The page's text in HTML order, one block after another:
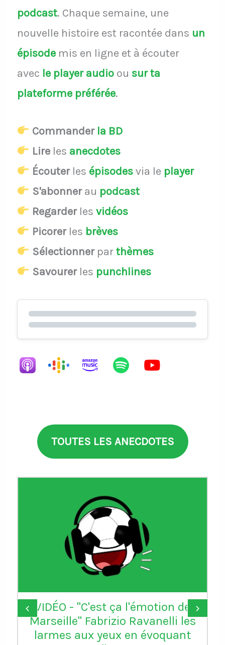
podcast. Chaque semaine, une
nouvelle histoire est racontée dans un
épisodemis en ligne et à écouter
avec le player audio ou sur ta
plateforme préférée.
Commander la BD
Lireles anecdotes
Écouterles épisodesvia le player
S'abonnerau podcast
Regarderles vidéos
Picorerles brèves
Sélectionnerparthèmes
Savourerles punchlines
TOUTES LES ANECDOTES
VIDÉO - "C'est ça l'émotion de
Marseille" Fabrizio Ravanelli les
larmes aux yeux en évoquant
‹ ›